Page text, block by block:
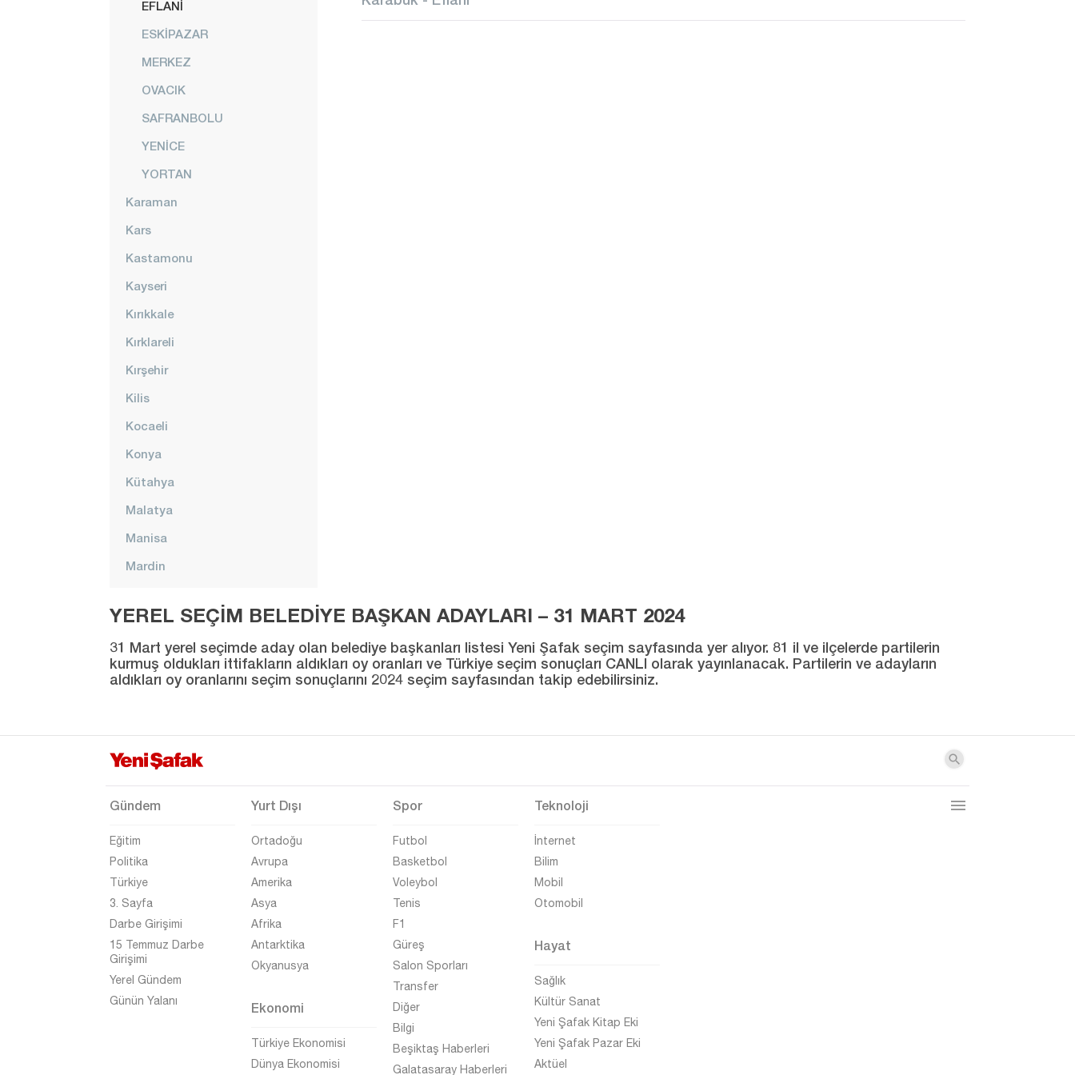
EFLANİ
ESKİPAZAR
MERKEZ
OVACIK
SAFRANBOLU
YENİCE
YORTAN
Karaman
Kars
Kastamonu
Kayseri
Kırıkkale
Kırklareli
Kırşehir
Kilis
Kocaeli
Konya
Kütahya
Malatya
Manisa
Mardin
Muğla
Muş
Nevşehir
Ordu
Osmaniye
Rize
Samsun
Sinop
Sivas
Şanlıurfa
Şırnak
YEREL SEÇİM BELEDİYE BAŞKAN ADAYLARI – 31 MART 2024
31 Mart yerel seçimde aday olan belediye başkanları listesi Yeni Şafak seçim sayfasında yer alıyor. 81 il ve ilçelerde partilerin
kurmuş oldukları ittifakların aldıkları oy oranları ve Türkiye seçim sonuçları CANLI olarak yayınlanacak. Partilerin ve adayların
aldıkları oy oranlarını seçim sonuçlarını 2024 seçim sayfasından takip edebilirsiniz.
Gündem
Eğitim
Politika
Türkiye
3. Sayfa
Darbe Girişimi
15 Temmuz Darbe
Girişimi
Yerel Gündem
Günün Yalanı
Yurt Dışı
Ortadoğu
Avrupa
Amerika
Asya
Afrika
Antarktika
Okyanusya
Ekonomi
Türkiye Ekonomisi
Dünya Ekonomisi
Spor
Futbol
Basketbol
Voleybol
Tenis
F1
Güreş
Salon Sporları
Transfer
Diğer
Bilgi
Beşiktaş Haberleri
Galatasaray Haberleri
Teknoloji
İnternet
Bilim
Mobil
Otomobil
Hayat
Sağlık
Kültür Sanat
Yeni Şafak Kitap Eki
Yeni Şafak Pazar Eki
Aktüel